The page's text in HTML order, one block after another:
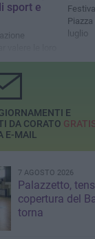
sport e
del
luglio
E
DA CORATO
E-MAIL
7 AGOSTO 2026
Palazzetto,
copertura del
torna